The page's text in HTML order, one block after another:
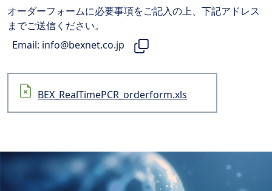
オーダーフォームに必要事項をご記入の上、下記アドレス
までご送信ください。
Email: info@bexnet.co.jp
BEX_RealTimePCR_orderform.xls